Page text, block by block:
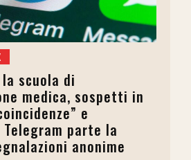
scuola di
medica, sospetti in
e
parte la
anonime